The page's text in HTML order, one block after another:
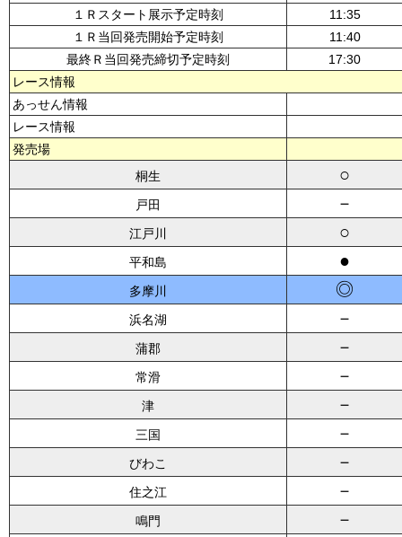
１Ｒスタート展示予定時刻
11:35
１Ｒ当回発売開始予定時刻
11:40
最終Ｒ当回発売締切予定時刻
17:30
レース情報
あっせん情報
レース情報
発売場
桐生
○
戸田 －
江戸川 ○
平和島 ●
多摩川 ◎
浜名湖 －
蒲郡 －
常滑 －
津 －
三国 －
びわこ －
住之江 －
鳴門 －